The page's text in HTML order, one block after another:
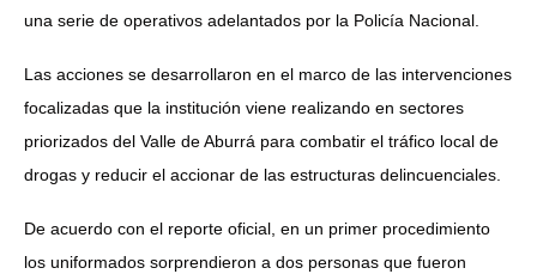
una serie de operativos adelantados por la Policía Nacional.
Las acciones se desarrollaron en el marco de las intervenciones
focalizadas que la institución viene realizando en sectores
priorizados del Valle de Aburrá para combatir el tráfico local de
drogas y reducir el accionar de las estructuras delincuenciales.
De acuerdo con el reporte oficial, en un primer procedimiento
los uniformados sorprendieron a dos personas que fueron